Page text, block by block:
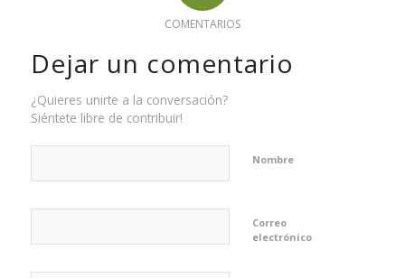
COMENTARIOS
Dejar un comentario
¿Quieres unirte a la conversación?
Siéntete libre de contribuir!
Nombre
Correo
electrónico